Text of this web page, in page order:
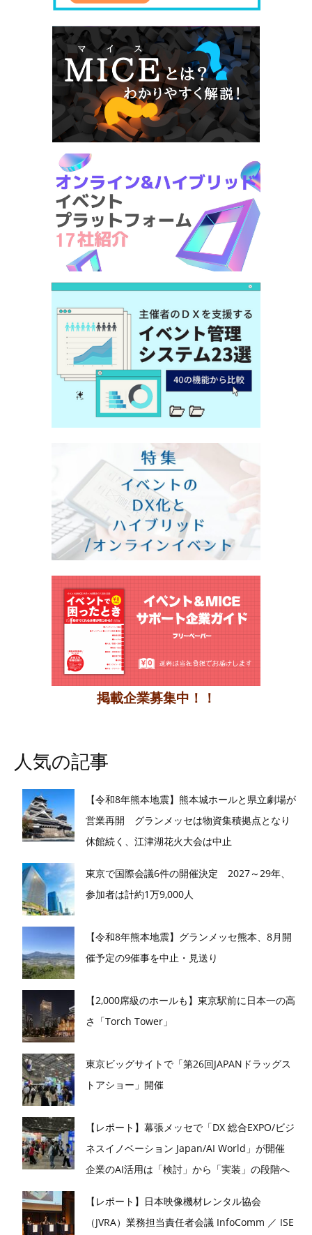
掲載企業募集中！！
人気の記事
【令和8年熊本地震】熊本城ホールと県立劇場が
営業再開 グランメッセは物資集積拠点となり
休館続く、江津湖花火大会は中止
東京で国際会議6件の開催決定 2027～29年、
参加者は計約1万9,000人
【令和8年熊本地震】グランメッセ熊本、8月開
催予定の9催事を中止・見送り
【2,000席級のホールも】東京駅前に日本一の高
さ「Torch Tower」
東京ビッグサイトで「第26回JAPANドラッグス
トアショー」開催
【レポート】幕張メッセで「DX 総合EXPO/ビジ
ネスイノベーション Japan/AI World」が開催
企業のAI活用は「検討」から「実装」の段階へ
【レポート】日本映像機材レンタル協会
（JVRA）業務担当責任者会議 InfoComm ／ ISE